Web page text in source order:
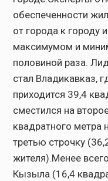
обеспеченности
от города к городу
максимумом и
половиной раза.
стал Владикавказ,
приходится 39,4
сместился на
квадратного метра
третью строчку
жителя).Менее
Кызыла (16,4